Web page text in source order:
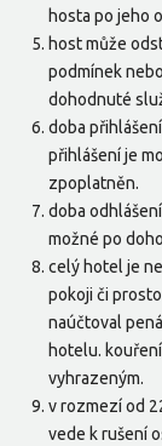
hosta po jeho
host může
podmínek
dohodnuté
doba
přihlášení je
zpoplatněn.
doba
možné po
celý hotel je
pokoji či
naúčtoval
hotelu.
vyhrazeným.
v rozmezí od
vede k rušení